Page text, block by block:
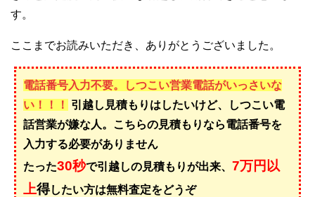
す。
ここまでお読みいただき、ありがとうございました。
電話番号入力不要。しつこい営業電話がいっさいな
い！！！
引越し見積もりはしたいけど、しつこい電
話営業が嫌な人。こちらの見積もりなら電話番号を
入力する必要がありません
たった30秒で引越しの見積もりが出来、 7万円以
上得したい方は無料査定をどうぞ